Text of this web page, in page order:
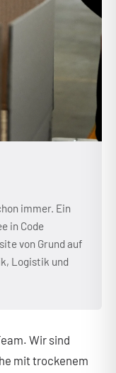
immer. Ein
in Code
von Grund auf
Logistik und
Wir sind
mit trockenem